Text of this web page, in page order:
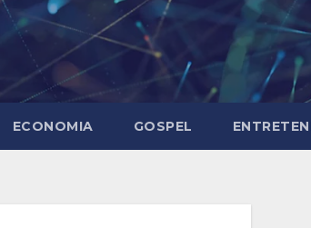
ECONOMIA GOSPEL